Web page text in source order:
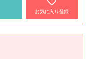
お気に入り登録